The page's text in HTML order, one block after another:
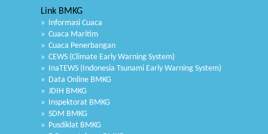
Link BMKG
» Informasi Cuaca
» Cuaca Maritim
» Cuaca Penerbangan
» CEWS (Climate Early Warning System)
» InaTEWS (Indonesia Tsunami Early Warning System)
» Data Online BMKG
» JDIH BMKG
» Inspektorat BMKG
» SDM BMKG
» Pusdiklat BMKG